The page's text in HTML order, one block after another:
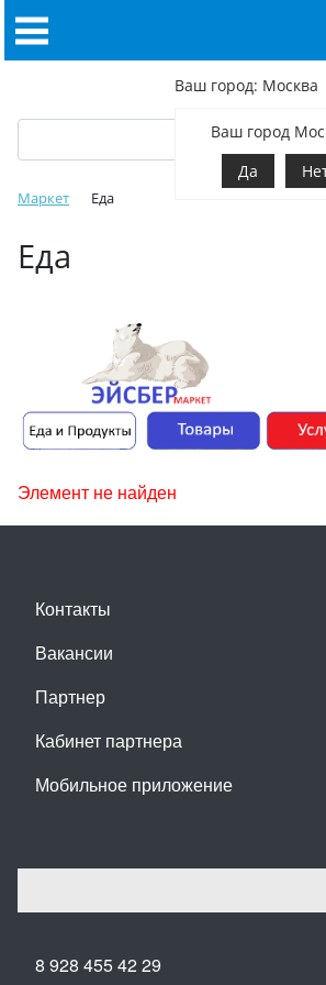
Ваш город: Москва
Ваш город
Да
Маркет Еда
Еда
Элемент не найден
Контакты
Вакансии
Партнер
Кабинет партнера
Мобильное приложение
8 928 455 42 29